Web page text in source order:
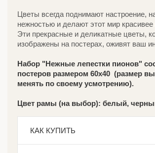
Цветы всегда поднимают настроение,
нежностью и делают этот мир
Эти прекрасные и деликатные цветы,
изображены на постерах, оживят ваш
Набор "Нежные лепестки пионов"
постеров размером 60х40 (размер
менять по своему усмотрению).
Цвет рамы (на выбор): белый,
КАК КУПИТЬ